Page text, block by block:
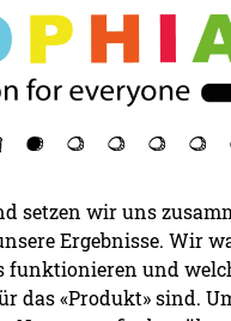
setzen wir uns
Ergebnisse. Wir
funktionieren und
das «Produkt» sind.